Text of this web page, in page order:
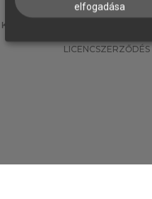
KÖNYVTÁROSOKNAK
LICENCSZERZŐDÉS
elfogadása